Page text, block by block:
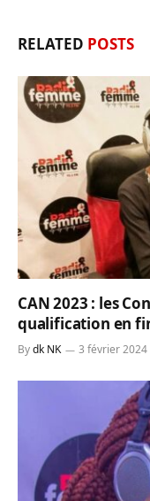
RELATED POSTS
CAN 2023 : les
qualification en
Bydk NK 3 février 2024